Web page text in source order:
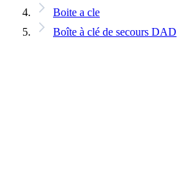
Boite a cle
Boîte à clé de secours DAD